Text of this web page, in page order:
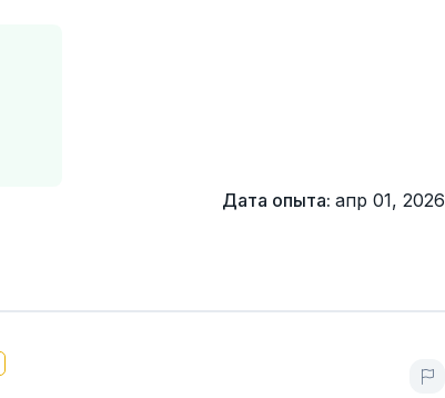
Дата опыта: апр 01, 2026